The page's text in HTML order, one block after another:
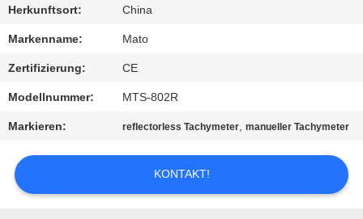
SIE
MIT
UNS
IN
VERBINDUNG
FORDERN
SIE EIN
Herkunftsort: China
Markenname: Mato
Zertifizierung: CE
Modellnummer: MTS-802R
Markieren: reflectorless Tachymeter,manueller Tachymeter
KONTAKT!